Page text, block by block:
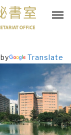
Translate